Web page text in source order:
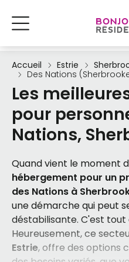
Accueil Estrie
Des Nations
Les
pour
Nations,
Quand vient le moment
hébergement pour un
des Nations à
une démarche qui peut
déstabilisante. C'est
Heureusement, ce
Estrie, offre des options